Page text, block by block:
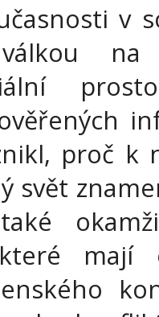
v
na
proč k
svět
které